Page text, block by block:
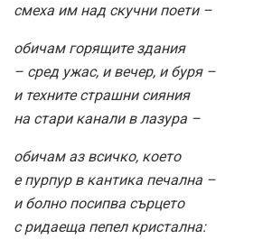
смеха им над скучни поети –
обичам горящите здания
– сред ужас, и вечер, и буря –
и техните страшни сияния
на стари канали в лазура –
обичам аз всичко, което
е пурпур в кантика печална –
и болно посипва сърцето
с ридаеща пепел кристална: